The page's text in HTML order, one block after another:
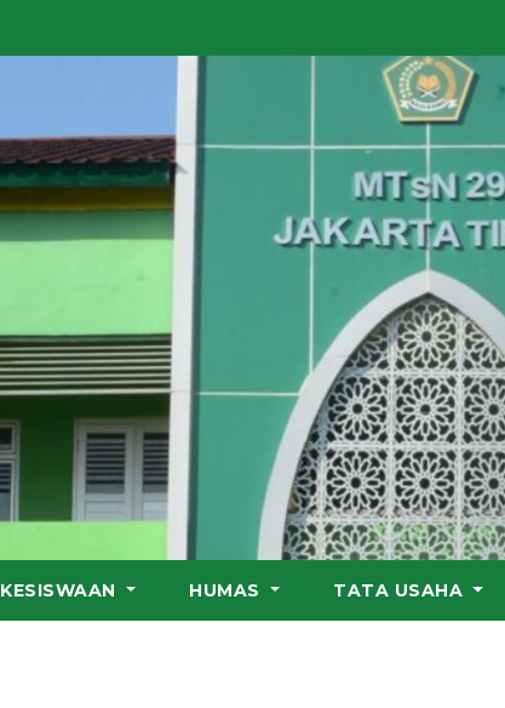
KESISWAAN HUMAS TATA USAHA